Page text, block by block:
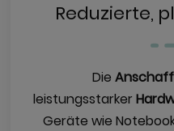
Reduzierte,
Die
leistungsstarker
Geräte wie